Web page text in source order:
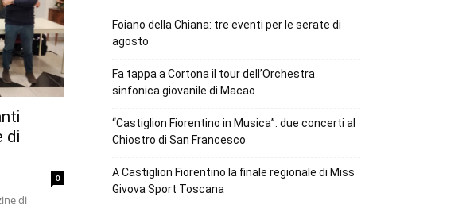
di
0
di
Foiano della Chiana: tre eventi per le serate di
agosto
Fa tappa a Cortona il tour dell’Orchestra
sinfonica giovanile di Macao
“Castiglion Fiorentino in Musica”: due concerti al
Chiostro di San Francesco
A Castiglion Fiorentino la finale regionale di Miss
Givova Sport Toscana